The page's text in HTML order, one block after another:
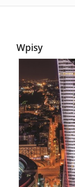
Wpisy